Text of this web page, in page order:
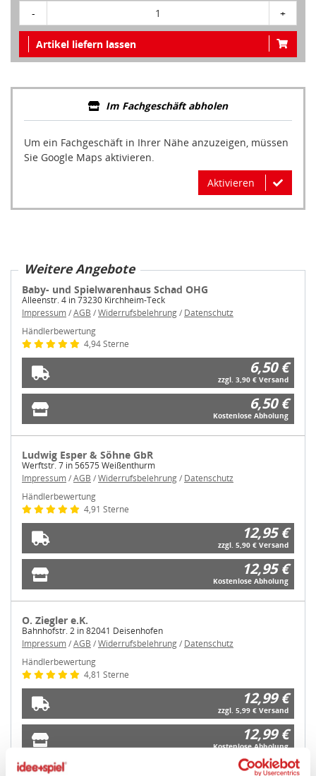
- 1 +
Artikel liefern lassen
Im Fachgeschäft abholen
Um ein Fachgeschäft in Ihrer Nähe anzuzeigen, müssen
Sie Google Maps aktivieren.
Aktivieren
Weitere Angebote
Baby- und Spielwarenhaus Schad OHG
Alleenstr. 4 in 73230 Kirchheim-Teck
Impressum/AGB /Widerrufsbelehrung/ Datenschutz
Händlerbewertung
4,94 Sterne
6,50 €
zzgl. 3,90 € Versand
6,50 €
Kostenlose Abholung
Ludwig Esper & Söhne GbR
Werftstr. 7 in 56575 Weißenthurm
Impressum/AGB /Widerrufsbelehrung/ Datenschutz
Händlerbewertung
4,91 Sterne
12,95 €
zzgl. 5,90 € Versand
12,95 €
Kostenlose Abholung
O. Ziegler e.K.
Bahnhofstr. 2 in 82041 Deisenhofen
Impressum/AGB /Widerrufsbelehrung/ Datenschutz
Händlerbewertung
4,81 Sterne
12,99 €
zzgl. 5,99 € Versand
12,99 €
Kostenlose Abholung